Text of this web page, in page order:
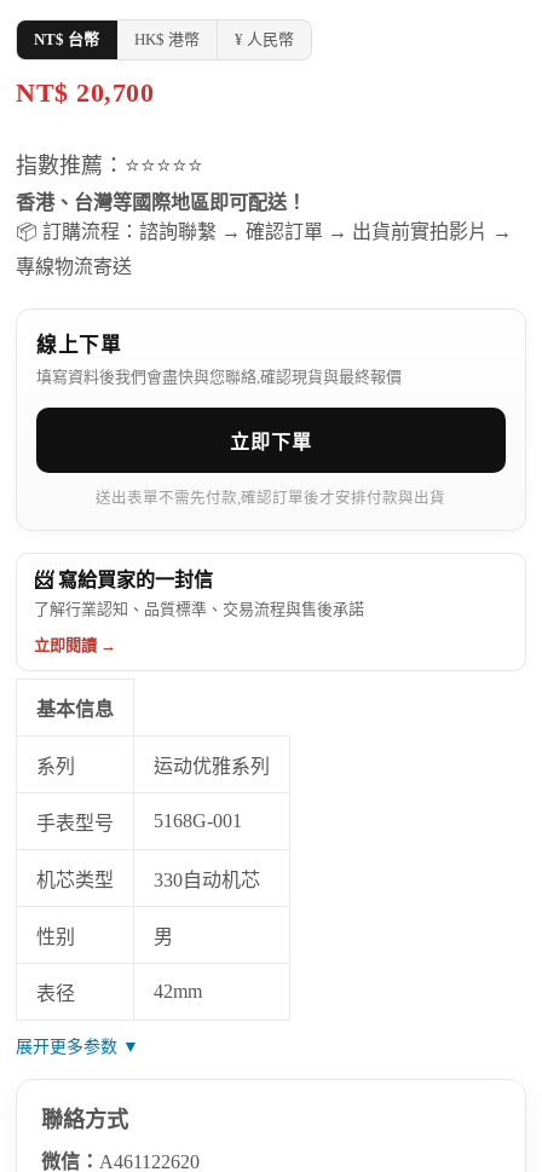
NT$ 台幣 HK$ 港幣 ¥ 人民幣
NT$ 20,700
指數推薦：⭐⭐⭐⭐⭐
香港、台灣等國際地區即可配送！
📦 訂購流程：諮詢聯繫 → 確認訂單 → 出貨前實拍影片 →
專線物流寄送
線上下單
填寫資料後我們會盡快與您聯絡,確認現貨與最終報價
立即下單
送出表單不需先付款,確認訂單後才安排付款與出貨
📨 寫給買家的一封信
了解行業認知、品質標準、交易流程與售後承諾
立即閱讀 →
基本信息
系列 运动优雅系列
手表型号 5168G-001
机芯类型 330自动机芯
性别 男
表径 42mm
展开更多参数 ▼
聯絡方式
微信： A461122620